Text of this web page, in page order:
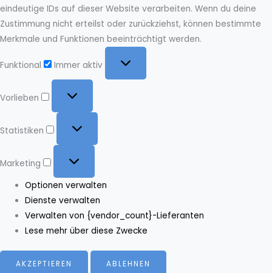
eindeutige IDs auf dieser Website verarbeiten. Wenn du deine
Zustimmung nicht erteilst oder zurückziehst, können bestimmte
Merkmale und Funktionen beeinträchtigt werden.
Funktional
Immer aktiv
Vorlieben
Statistiken
Marketing
Optionen verwalten
Dienste verwalten
Verwalten von {vendor_count}-Lieferanten
Lese mehr über diese Zwecke
AKZEPTIEREN ABLEHNEN